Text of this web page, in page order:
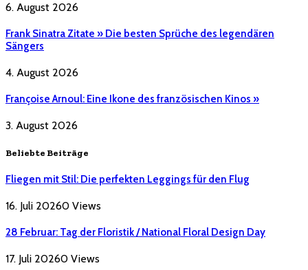
6. August 2026
Frank Sinatra Zitate » Die besten Sprüche des legendären
Sängers
4. August 2026
Françoise Arnoul: Eine Ikone des französischen Kinos »
3. August 2026
Beliebte Beiträge
Fliegen mit Stil: Die perfekten Leggings für den Flug
16. Juli 20260 Views
28 Februar: Tag der Floristik / National Floral Design Day
17. Juli 20260 Views